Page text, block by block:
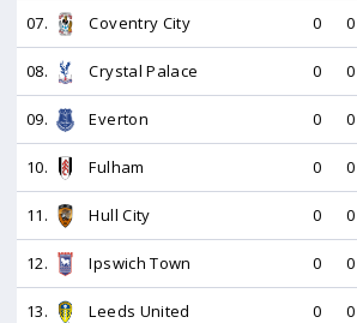
07. Coventry City 0 0
08. Crystal Palace 0 0
09. Everton 0 0
10. Fulham 0 0
11. Hull City 0 0
12. Ipswich Town 0 0
13. Leeds United 0 0